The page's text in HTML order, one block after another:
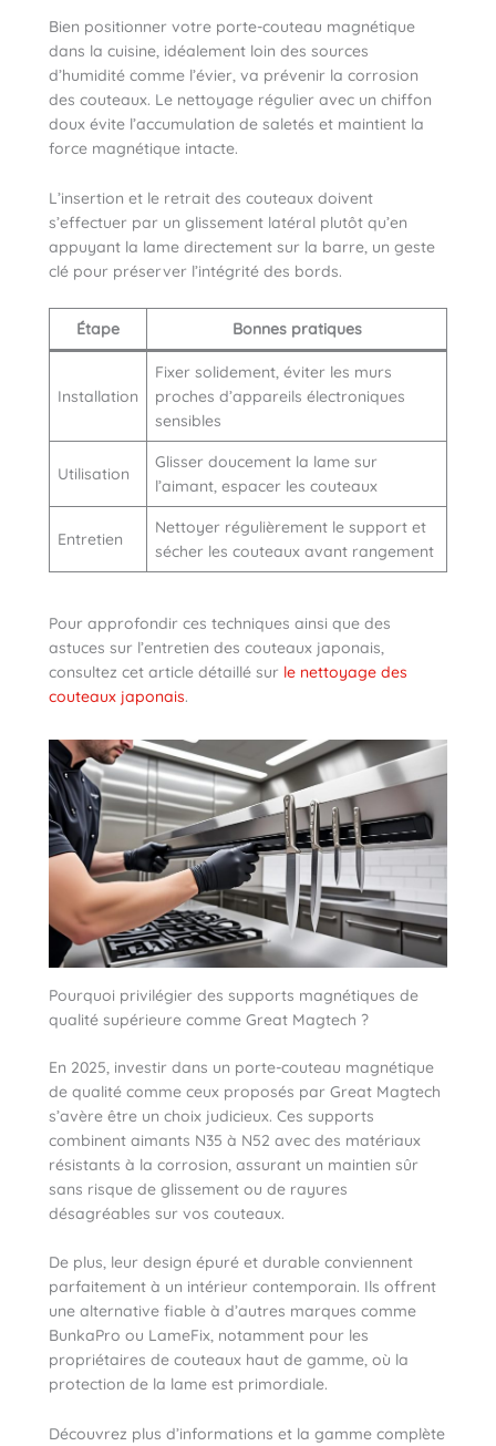
Bien positionner votre porte-couteau magnétique
dans la cuisine, idéalement loin des sources
d’humidité comme l’évier, va prévenir la corrosion
des couteaux. Le nettoyage régulier avec un chiffon
doux évite l’accumulation de saletés et maintient la
force magnétique intacte.
L’insertion et le retrait des couteaux doivent
s’effectuer par un glissement latéral plutôt qu’en
appuyant la lame directement sur la barre, un geste
clé pour préserver l’intégrité des bords.
Étape Bonnes pratiques
Installation
Fixer solidement, éviter les murs
proches d’appareils électroniques
sensibles
Utilisation
Glisser doucement la lame sur
l’aimant, espacer les couteaux
Entretien
Nettoyer régulièrement le support et
sécher les couteaux avant rangement
Pour approfondir ces techniques ainsi que des
astuces sur l’entretien des couteaux japonais,
consultez cet article détaillé sur le nettoyage des
couteaux japonais.
Pourquoi privilégier des supports magnétiques de
qualité supérieure comme Great Magtech ?
En 2025, investir dans un porte-couteau magnétique
de qualité comme ceux proposés par Great Magtech
s’avère être un choix judicieux. Ces supports
combinent aimants N35 à N52 avec des matériaux
résistants à la corrosion, assurant un maintien sûr
sans risque de glissement ou de rayures
désagréables sur vos couteaux.
De plus, leur design épuré et durable conviennent
parfaitement à un intérieur contemporain. Ils offrent
une alternative fiable à d’autres marques comme
BunkaPro ou LameFix, notamment pour les
propriétaires de couteaux haut de gamme, où la
protection de la lame est primordiale.
Découvrez plus d’informations et la gamme complète